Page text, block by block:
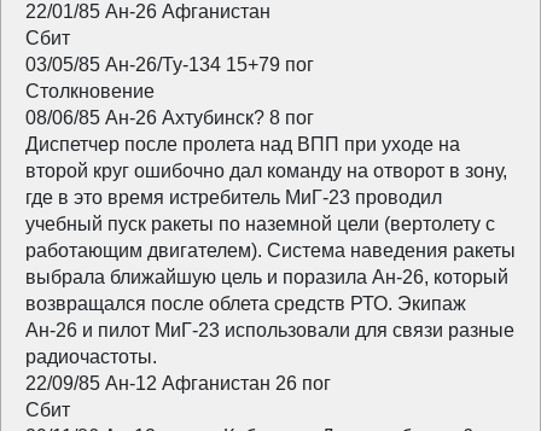
22/01/85 Ан-26 Афганистан
Сбит
03/05/85 Ан-26/Ту-134 15+79 пог
Столкновение
08/06/85 Ан-26 Ахтубинск? 8 пог
Диспетчер после пролета над ВПП при уходе на
второй круг ошибочно дал команду на отворот в зону,
где в это время истребитель МиГ-23 проводил
учебный пуск ракеты по наземной цели (вертолету с
работающим двигателем). Система наведения ракеты
выбрала ближайшую цель и поразила Ан-26, который
возвращался после облета средств РТО. Экипаж
Ан-26 и пилот МиГ-23 использовали для связи разные
радиочастоты.
22/09/85 Ан-12 Афганистан 26 пог
Сбит